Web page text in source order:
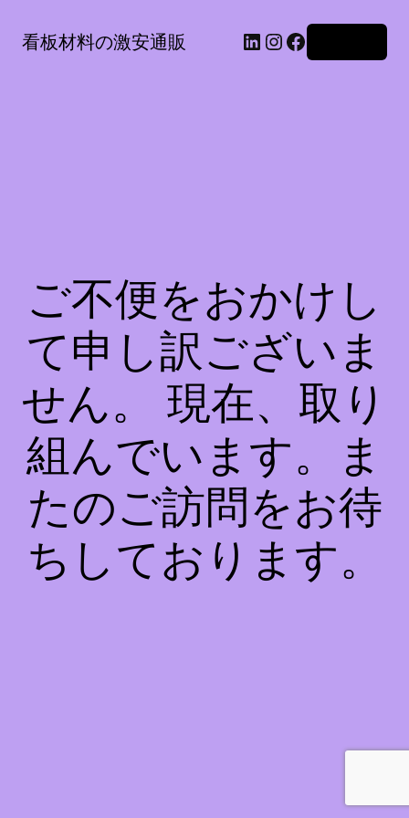
看板材料の激安通販 LinkedIn Instagram Facebook
ご不便をおかけし
て申し訳ございま
せん。 現在、取り
組んでいます。ま
たのご訪問をお待
ちしております。